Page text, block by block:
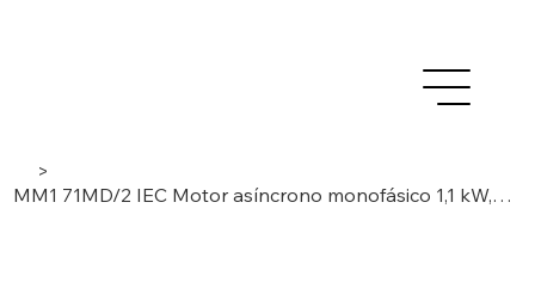
>
MM1 71MD/2 IEC Motor asíncrono monofásico 1,1 kW, 2 polos